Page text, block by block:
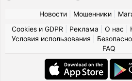
Новости| Мошенники|
Cookies и GDPR
Реклама О нас
Условия использования
FAQ